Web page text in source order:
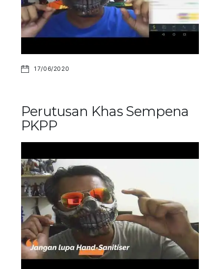
17/06/2020
Perutusan Khas Sempena
PKPP